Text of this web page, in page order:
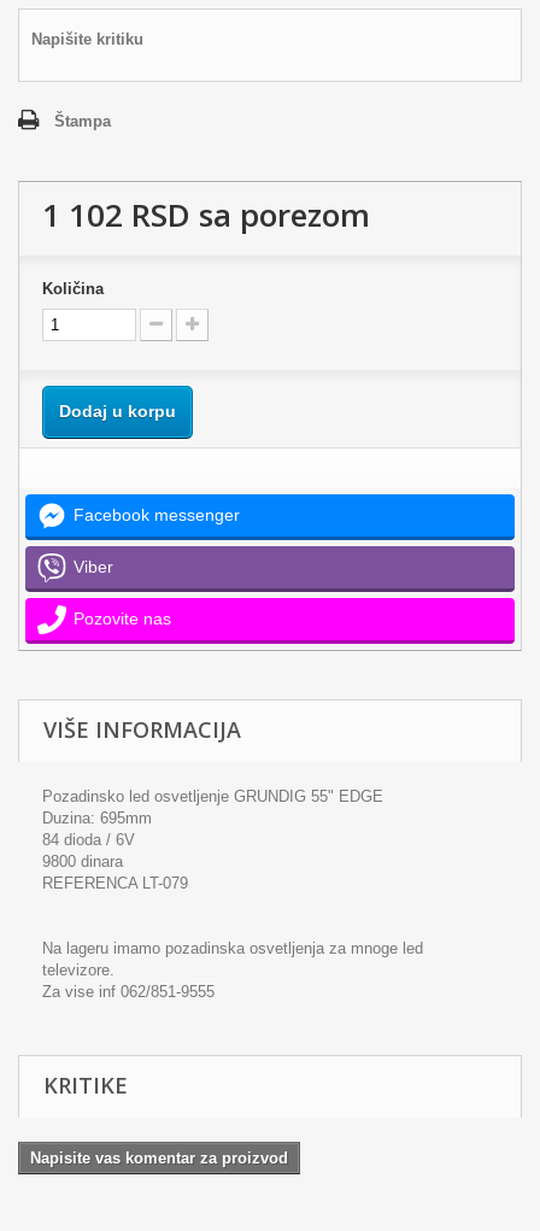
Napišite kritiku
Štampa
1 102 RSD sa porezom
Količina
Dodaj u korpu
Facebook messenger
Viber
Pozovite nas
VIŠE INFORMACIJA
Pozadinsko led osvetljenje GRUNDIG 55" EDGE
Duzina: 695mm
84 dioda / 6V
9800 dinara
REFERENCA LT-079
Na lageru imamo pozadinska osvetljenja za mnoge led
televizore.
Za vise inf 062/851-9555
KRITIKE
Napisite vas komentar za proizvod